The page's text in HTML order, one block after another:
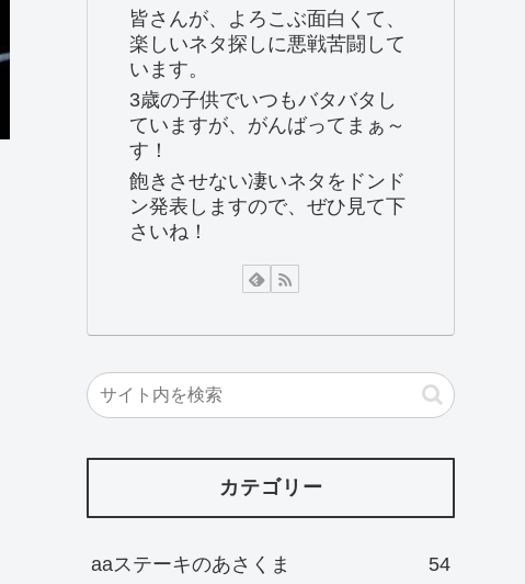
皆さんが、よろこぶ面白くて、
楽しいネタ探しに悪戦苦闘して
います。
3歳の子供でいつもバタバタし
ていますが、がんばってまぁ～
す！
飽きさせない凄いネタをドンド
ン発表しますので、ぜひ見て下
さいね！
カテゴリー
aaステーキのあさくま 54